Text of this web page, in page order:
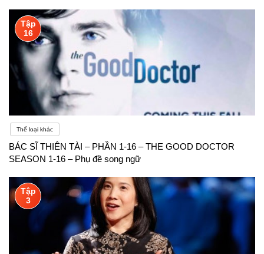
Tập
16
Thể loại khác
BÁC SĨ THIÊN TÀI – PHẦN 1-16 – THE GOOD DOCTOR
SEASON 1-16 – Phụ đề song ngữ
Tập
3